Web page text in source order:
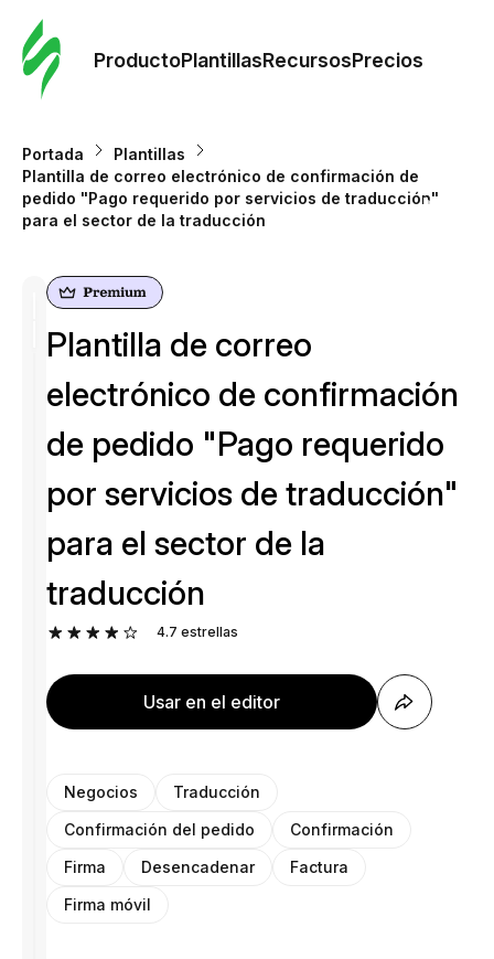
ProductoPlantillasRecursosPrecios
Portada
Plantillas
Plantilla de correo electrónico de confirmación de
pedido "Pago requerido por servicios de traducción"
para el sector de la traducción
Plantilla de correo
electrónico de confirmación
de pedido "Pago requerido
por servicios de traducción"
para el sector de la
traducción
4.7 estrellas
Usar en el editor
Negocios
Traducción
Confirmación del pedido
Confirmación
Firma
Desencadenar
Factura
Firma móvil